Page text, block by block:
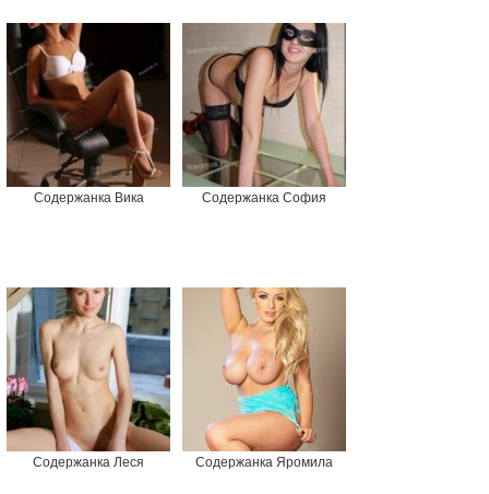
Содержанка Вика Содержанка София
Содержанка Леся Содержанка Яромила